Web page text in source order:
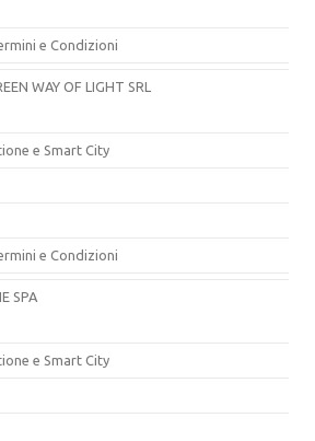
e Condizioni
WAY OF LIGHT SRL
e Smart City
e Condizioni
SPA
e Smart City